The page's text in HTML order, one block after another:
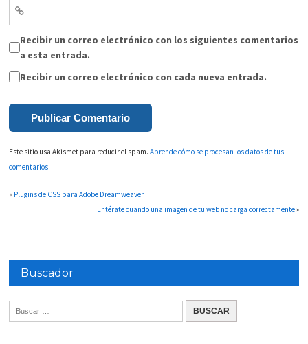
Recibir un correo electrónico con los siguientes comentarios
a esta entrada.
Recibir un correo electrónico con cada nueva entrada.
Este sitio usa Akismet para reducir el spam.Aprende cómo se procesan los datos de tus
comentarios.
« Plugins de CSS para Adobe Dreamweaver
Entérate cuando una imagen de tu web no carga correctamente»
Buscador